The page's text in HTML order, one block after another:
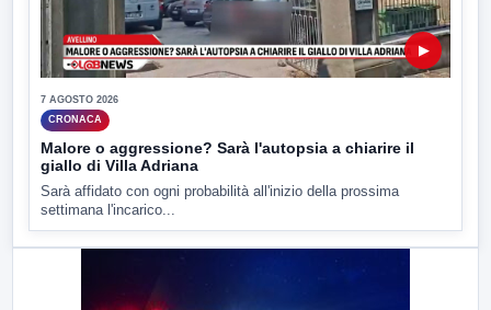
▶
7 AGOSTO 2026
CRONACA
Malore o aggressione? Sarà l'autopsia a chiarire il
giallo di Villa Adriana
Sarà affidato con ogni probabilità all'inizio della prossima
settimana l'incarico...